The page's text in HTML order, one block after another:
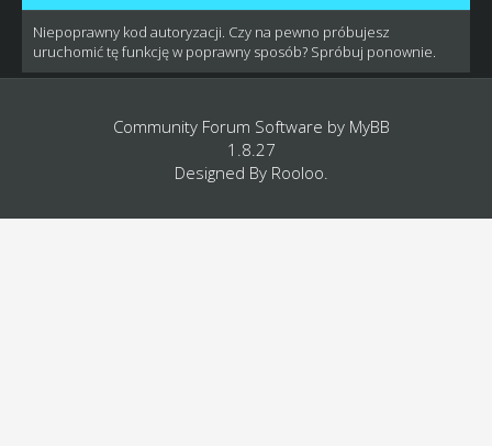
Niepoprawny kod autoryzacji. Czy na pewno próbujesz
uruchomić tę funkcję w poprawny sposób? Spróbuj ponownie.
Community Forum Software by MyBB
1.8.27
Designed By Rooloo.